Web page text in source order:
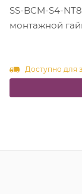
SS-BCM-S4-
монтажной
Доступно для